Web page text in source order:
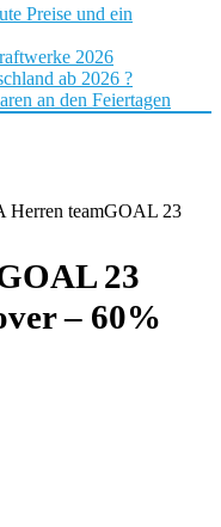
Preise und ein
2026
ab 2026 ?
an den Feiertagen
Herren teamGOAL 23
23
– 60%